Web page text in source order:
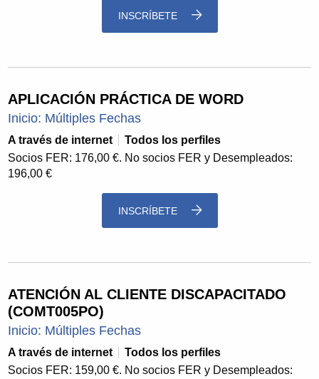
INSCRÍBETE
APLICACIÓN PRÁCTICA DE WORD
Inicio: Múltiples Fechas
A través de internet
Todos los perfiles
Socios FER: 176,00 €. No socios FER y Desempleados:
196,00 €
INSCRÍBETE
ATENCIÓN AL CLIENTE DISCAPACITADO
(COMT005PO)
Inicio: Múltiples Fechas
A través de internet
Todos los perfiles
Socios FER: 159,00 €. No socios FER y Desempleados: